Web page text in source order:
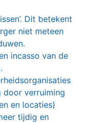
Dit betekent
niet meteen
incasso van de
door verruiming
en locaties)
tijdig en